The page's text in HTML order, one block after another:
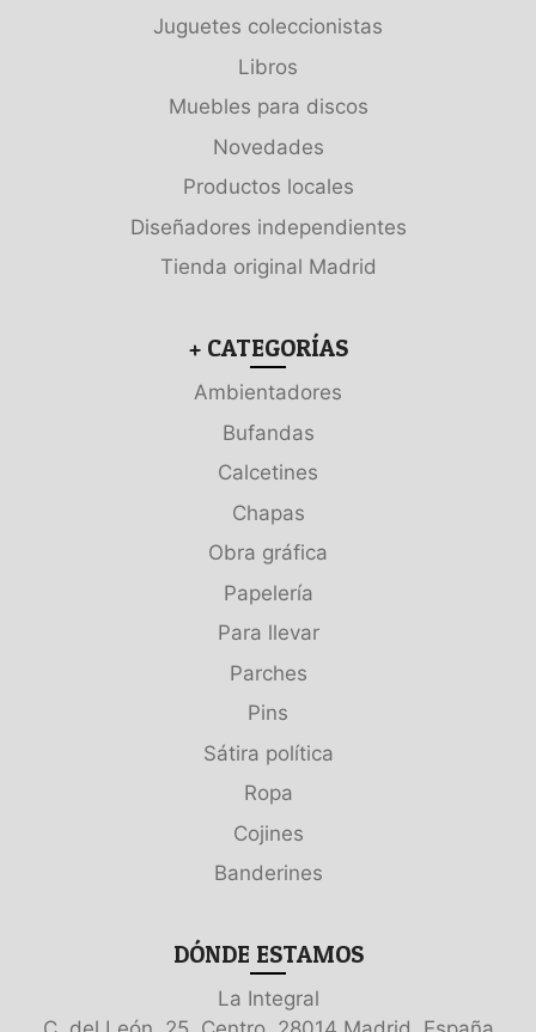
Juguetes coleccionistas
Libros
Muebles para discos
Novedades
Productos locales
Diseñadores independientes
Tienda original Madrid
+ CATEGORÍAS
Ambientadores
Bufandas
Calcetines
Chapas
Obra gráfica
Papelería
Para llevar
Parches
Pins
Sátira política
Ropa
Cojines
Banderines
DÓNDE ESTAMOS
La Integral